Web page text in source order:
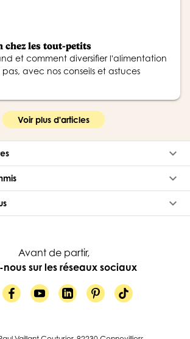
chez les tout-petits
et comment diversifier l'alimentation
avec nos conseils et astuces
Voir plus d'articles
keyboard_arrow_down
keyboard_arrow_down
keyboard_arrow_down
Avant de partir,
nous sur les réseaux sociaux